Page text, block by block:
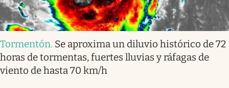
Tormentón. Se aproxima un diluvio histórico de 72
horas de tormentas, fuertes lluvias y ráfagas de
viento de hasta 70 km/h